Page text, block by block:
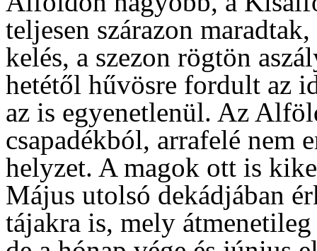
teljesen szárazon
kelés, a szezon rögtön
hetétől hűvösre fordult az
az is egyenetlenül. Az
csapadékból, arrafelé nem
helyzet. A magok ott is
Május utolsó dekádjában
tájakra is, mely